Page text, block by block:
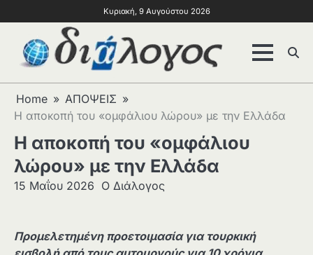
Κυριακή, 9 Αυγούστου 2026
Home
ΑΠΟΨΕΙΣ
Η αποκοπή του «ομφάλιου λώρου» με την Ελλάδα
Η αποκοπή του «ομφάλιου
λώρου» με την Ελλάδα
15 Μαΐου 2026 Ο Διάλογος
Προμελετημένη προετοιμασία για τουρκική